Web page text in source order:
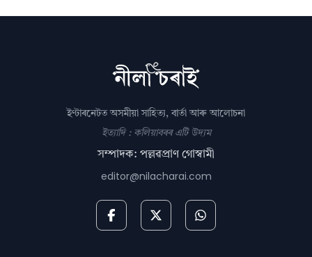
ইণ্টাৰনেটত অসমীয়া সাহিত্য, বাৰ্তা আৰু আলোচনা
ইত্যাদি : কলিয়াবৰৰ এটি উদ্যম
সম্পাদক: পল্লৱপ্ৰাণ গোস্বামী
editor@nilacharai.com